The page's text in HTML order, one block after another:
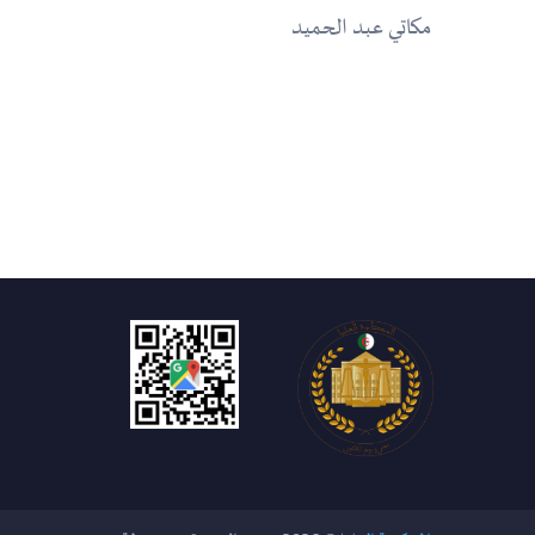
مكاتي عبد الحميد